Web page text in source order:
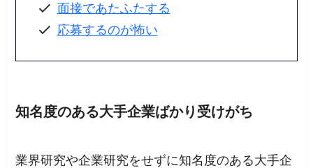
面接であたふたする
応募するのが怖い
知名度のある大手企業ばかり受けがち
業界研究や企業研究をせずに知名度のある大手企